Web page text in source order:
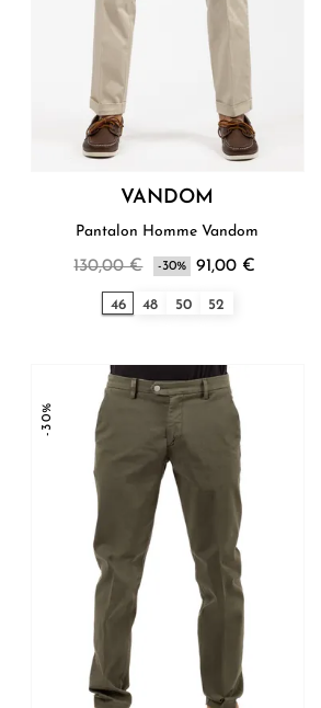
VANDOM
Pantalon Homme Vandom
130,00 € -30% 91,00 €
46 48 50 52
-30%